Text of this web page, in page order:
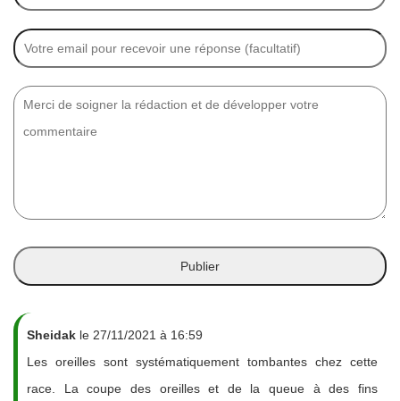
Sheidak le 27/11/2021 à 16:59
Les oreilles sont systématiquement tombantes chez cette
race. La coupe des oreilles et de la queue à des fins